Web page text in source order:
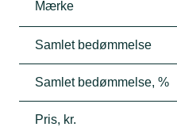
Mærke
Samlet bedømmelse
Samlet bedømmelse, %
Pris, kr.